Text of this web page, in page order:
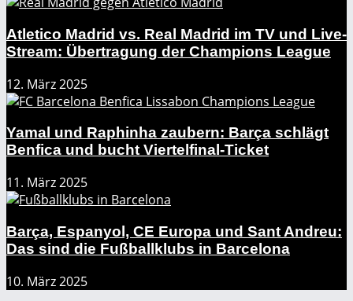
Atletico Madrid vs. Real Madrid im TV und Live-
Stream: Übertragung der Champions League
12. März 2025
Yamal und Raphinha zaubern: Barça schlägt
Benfica und bucht Viertelfinal-Ticket
11. März 2025
Barça, Espanyol, CE Europa und Sant Andreu:
Das sind die Fußballklubs in Barcelona
10. März 2025